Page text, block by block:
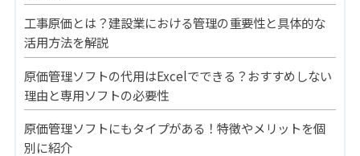
工事原価とは？建設業における管理の重要性と具体的な
活用方法を解説
原価管理ソフトの代用はExcelでできる？おすすめしない
理由と専用ソフトの必要性
原価管理ソフトにもタイプがある！特徴やメリットを個
別に紹介